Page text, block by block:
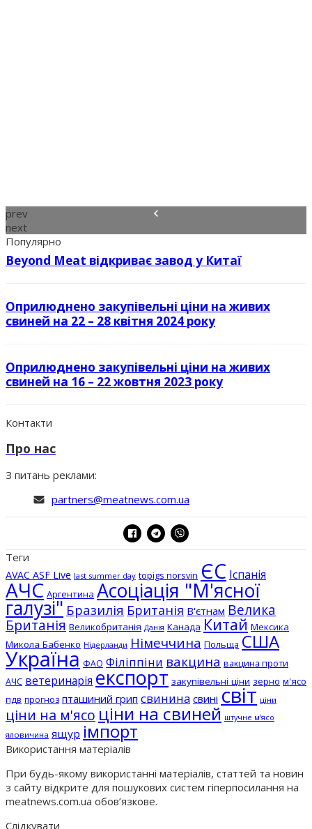
prev
next
Популярно
Beyond Meat відкриває завод у Китаї
Оприлюднено закупівельні ціни на живих
свиней на 22 – 28 квітня 2024 року
Оприлюднено закупівельні ціни на живих
свиней на 16 – 22 жовтня 2023 року
Контакти
Про нас
З питань реклами:
partners@meatnews.com.ua
Теги
AVAC ASF Live last summer day topigs norsvin ЄС Іспанія
АЧС Аргентина Асоціація "М'ясної
галузі" Бразилія Британія В'єтнам Велика
Британія Великобританія Данія Канада Китай Мексика
Микола Бабенко Нідерланди Німеччина Польща США
Україна ФАО Філіппіни вакцина вакцина проти
АЧС ветеринарія експорт закупівельні ціни зерно м'ясо
пдв прогноз пташиний грип свинина свині світ ціни
ціни на м'ясо ціни на свиней штучне м'ясо
яловичина ящур імпорт
Використання матеріалів
При будь-якому використанні матеріалів, статтей та новин
з сайту відкрите для пошукових систем гіперпосилання на
meatnews.com.ua обов’язкове.
Слідкувати